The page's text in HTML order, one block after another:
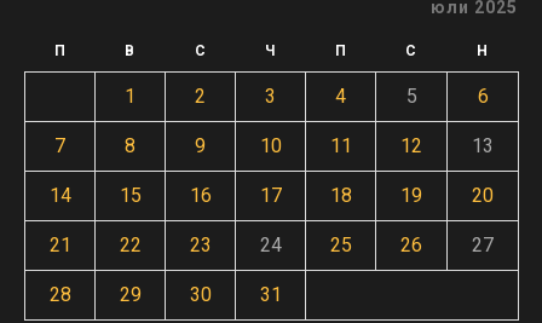
юли 2025
П В С Ч П С Н
1 2 3 4 5 6
7 8 9 10 11 12 13
14 15 16 17 18 19 20
21 22 23 24 25 26 27
28 29 30 31